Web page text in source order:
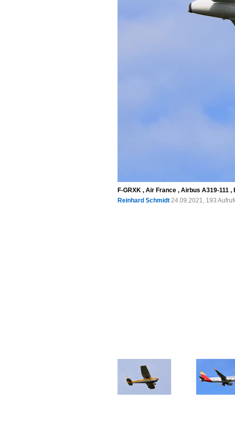
F-GRXK , Air France , Airbus A319-111
Reinhard Schmidt 24.09.2021, 193